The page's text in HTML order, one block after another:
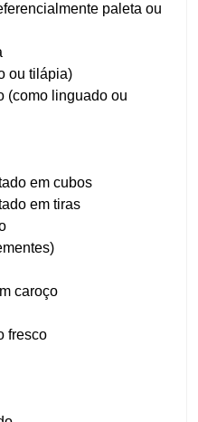
paleta ou
ou tilápia)
(como linguado ou
em cubos
em tiras
caroço
fresco